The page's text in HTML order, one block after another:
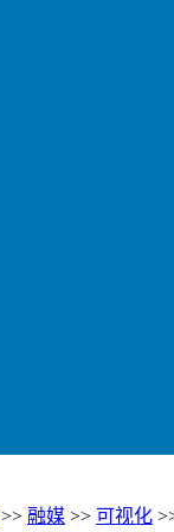
>> 融媒 >> 可视化